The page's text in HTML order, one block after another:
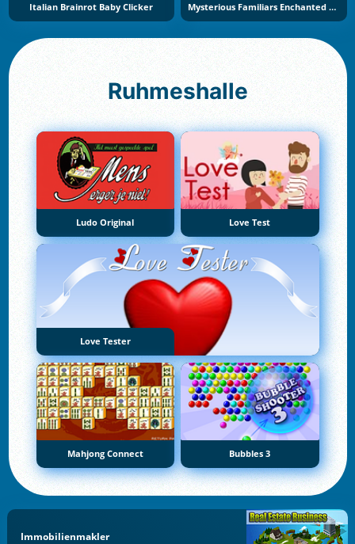
Italian Brainrot Baby Clicker Mysterious Familiars Enchanted Bestiary
Ruhmeshalle
Ludo Original Love Test
Love Tester
Mahjong Connect Bubbles 3
Immobilienmakler